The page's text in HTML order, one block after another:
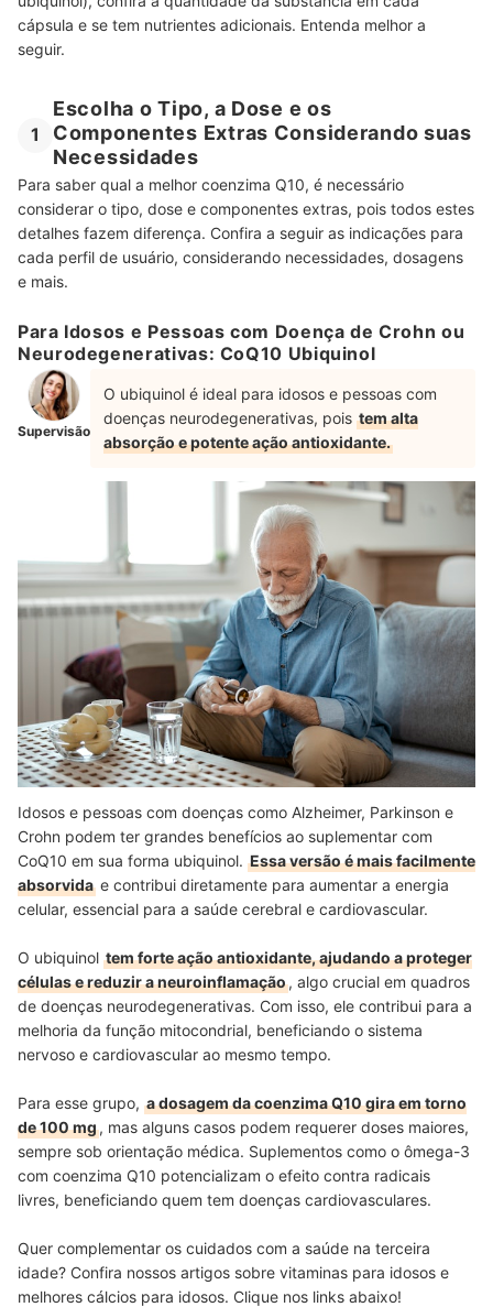
cápsula e se tem nutrientes adicionais. Entenda melhor a
seguir.
1
Escolha o Tipo, a Dose e os
Componentes Extras Considerando suas
Necessidades
Para saber qual a melhor coenzima Q10, é necessário
considerar o tipo, dose e componentes extras, pois todos estes
detalhes fazem diferença. Confira a seguir as indicações para
cada perfil de usuário, considerando necessidades, dosagens
e mais.
Para Idosos e Pessoas com Doença de Crohn ou
Neurodegenerativas: CoQ10 Ubiquinol
Supervisão
O ubiquinol é ideal para idosos e pessoas com
doenças neurodegenerativas, pois tem alta
absorção e potente ação antioxidante.
Idosos e pessoas com doenças como Alzheimer, Parkinson e
Crohn podem ter grandes benefícios ao suplementar com
CoQ10 em sua forma ubiquinol. Essa versão é mais facilmente
absorvida e contribui diretamente para aumentar a energia
celular, essencial para a saúde cerebral e cardiovascular.
O ubiquinol tem forte ação antioxidante, ajudando a proteger
células e reduzir a neuroinflamação, algo crucial em quadros
de doenças neurodegenerativas. Com isso, ele contribui para a
melhoria da função mitocondrial, beneficiando o sistema
nervoso e cardiovascular ao mesmo tempo.
Para esse grupo, a dosagem da coenzima Q10 gira em torno
de 100 mg, mas alguns casos podem requerer doses maiores,
sempre sob orientação médica. Suplementos como o ômega-3
com coenzima Q10 potencializam o efeito contra radicais
livres, beneficiando quem tem doenças cardiovasculares.
Quer complementar os cuidados com a saúde na terceira
idade? Confira nossos artigos sobre vitaminas para idosos e
melhores cálcios para idosos. Clique nos links abaixo!